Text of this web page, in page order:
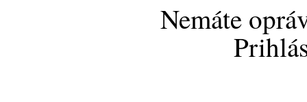
Nemáte